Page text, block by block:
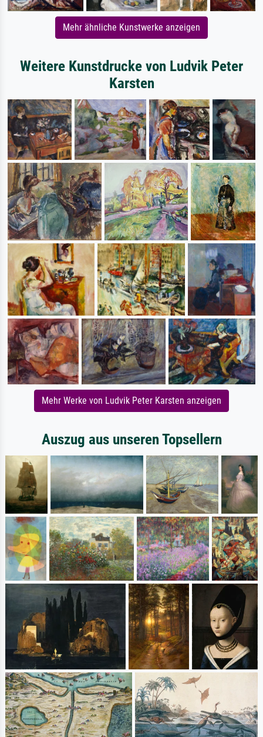
Mehr ähnliche Kunstwerke anzeigen
Weitere Kunstdrucke von Ludvik Peter
Karsten
Mehr Werke von Ludvik Peter Karsten anzeigen
Auszug aus unseren Topsellern